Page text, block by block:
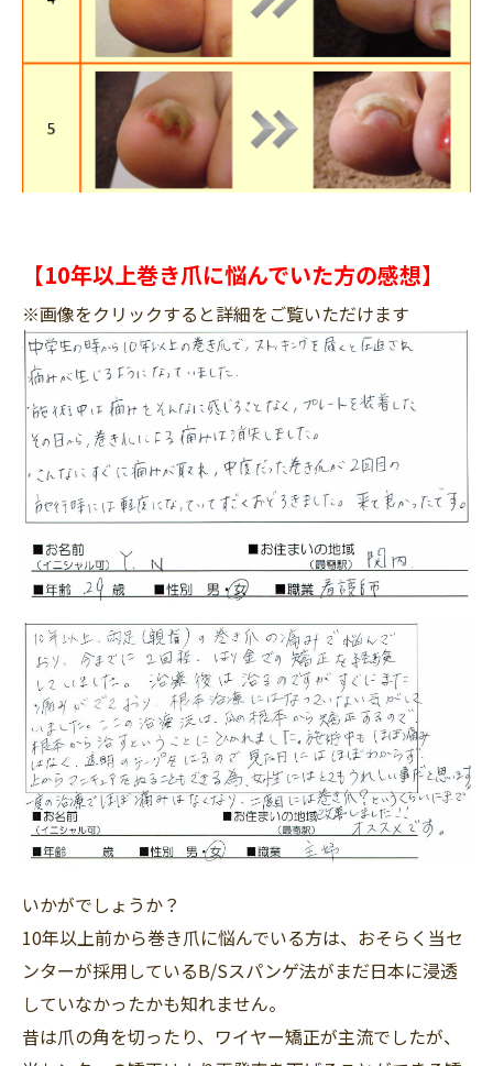
【10年以上巻き爪に悩んでいた方の感想】
※画像をクリックすると詳細をご覧いただけます
いかがでしょうか？
10年以上前から巻き爪に悩んでいる方は、おそらく当セ
ンターが採用しているB/Sスパンゲ法がまだ日本に浸透
していなかったかも知れません。
昔は爪の角を切ったり、ワイヤー矯正が主流でしたが、